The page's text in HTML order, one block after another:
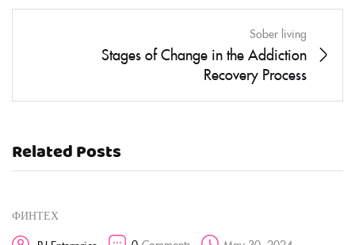
Sober living
Stages of Change in the Addiction
Recovery Process
Related Posts
ФИНТЕХ